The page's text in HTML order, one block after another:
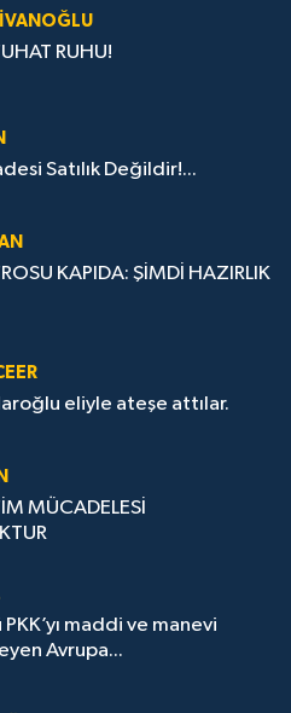
RUHU!
Satılık Değildir!...
KAPIDA: ŞİMDİ HAZIRLIK
eliyle ateşe attılar.
MÜCADELESİ
maddi ve manevi
Avrupa...